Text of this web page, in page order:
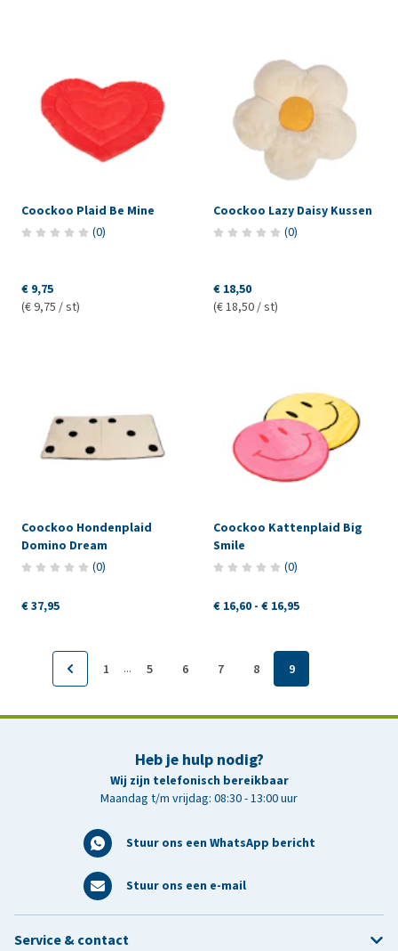
Coockoo Plaid Be Mine
(0)
€ 9,75
(€ 9,75 / st)
Coockoo Lazy Daisy Kussen
(0)
€ 18,50
(€ 18,50 / st)
Coockoo Hondenplaid
Domino Dream
(0)
€ 37,95
Coockoo Kattenplaid Big
Smile
(0)
€ 16,60 - € 16,95
1 ... 5 6 7 8 9
Heb je hulp nodig?
Wij zijn telefonisch bereikbaar
Maandag t/m vrijdag: 08:30 - 13:00 uur
Stuur ons een WhatsApp bericht
Stuur ons een e-mail
Service & contact